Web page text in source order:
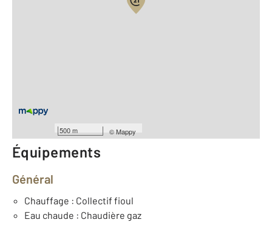
500 m ©Mappy
Année construction : 1966
Équipements
Général
Chauffage : Collectif fioul
Eau chaude : Chaudière gaz